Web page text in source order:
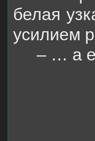
белая
усилием
– … а